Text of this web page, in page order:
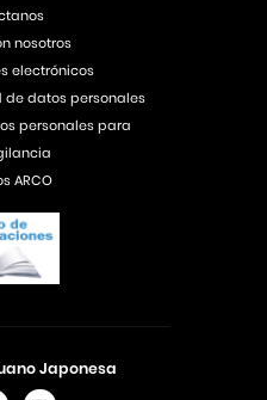
Japonesa
nosotros
electrónicos
datos personales
personales para
ARCO